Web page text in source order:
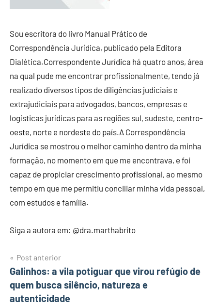
Sou escritora do livro Manual Prático de
Correspondência Jurídica, publicado pela Editora
Dialética.Correspondente Jurídica há quatro anos, área
na qual pude me encontrar profissionalmente, tendo já
realizado diversos tipos de diligências judiciais e
extrajudiciais para advogados, bancos, empresas e
logísticas jurídicas para as regiões sul, sudeste, centro-
oeste, norte e nordeste do país.A Correspondência
Jurídica se mostrou o melhor caminho dentro da minha
formação, no momento em que me encontrava, e foi
capaz de propiciar crescimento profissional, ao mesmo
tempo em que me permitiu conciliar minha vida pessoal,
com estudos e família.
Siga a autora em: @dra.marthabrito
Navegação
de
Post anterior
Galinhos: a vila potiguar que virou refúgio de
quem busca silêncio, natureza e
autenticidade